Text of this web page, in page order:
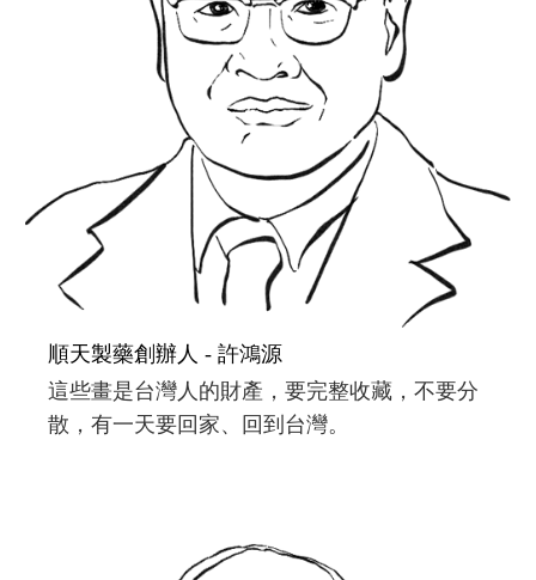
順天製藥創辦人 - 許鴻源
這些畫是台灣人的財產，要完整收藏，不要分
散，有一天要回家、回到台灣。